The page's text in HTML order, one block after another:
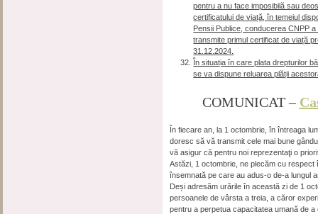
pentru a nu face imposibilă sau
certificatului de viață, în temeiul
Pensii Publice, conducerea CNPP
transmite primul certificat de viață
31.12.2024.
În situația în care plata drepturilor
se va dispune reluarea plății
COMUNICAT –
În fiecare an, la 1 octombrie, în întreaga
doresc să vă transmit cele mai bune
vă asigur că pentru noi reprezentaţi o
Astăzi, 1 octombrie, ne plecăm cu
însemnată pe care au adus-o de-a lungul
Deși adresăm urările în această zi de 1
persoanele de vârsta a treia, a căror
pentru a perpetua capacitatea umană de